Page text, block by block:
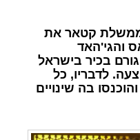
קטאר את
והגי'האד
בכיר בישראל
לדבריו, כל
בה שינויים